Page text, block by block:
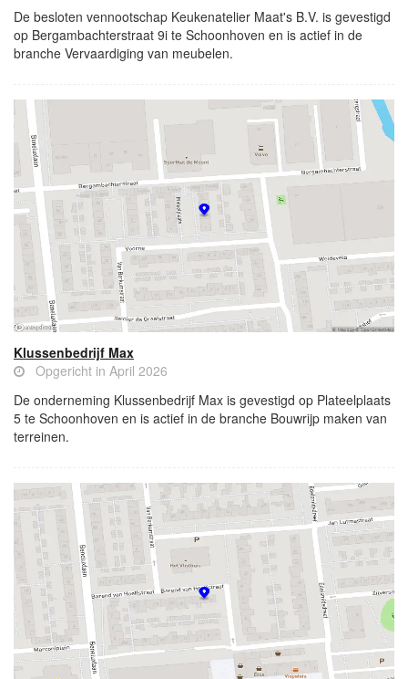
De besloten vennootschap Keukenatelier Maat's B.V. is gevestigd
op Bergambachterstraat 9i te Schoonhoven en is actief in de
branche Vervaardiging van meubelen.
Klussenbedrijf Max
Opgericht in April 2026
De onderneming Klussenbedrijf Max is gevestigd op Plateelplaats
5 te Schoonhoven en is actief in de branche Bouwrijp maken van
terreinen.